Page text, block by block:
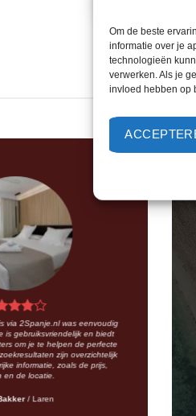
Om de beste
informatie over je
technologieën
verwerken. Als je
invloed hebben op
via 2Spanje.nl was eenvoudig
is gebruiksvriendelijk en biedt
om je te helpen de perfecte
zijn overzichtelijk
informatie, zoals de prijs,
en de locatie.
/ Laren